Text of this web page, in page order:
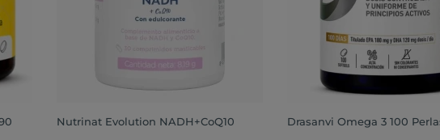
Nutrinat Evolution NADH+CoQ10 Drasanvi Omega 3 100